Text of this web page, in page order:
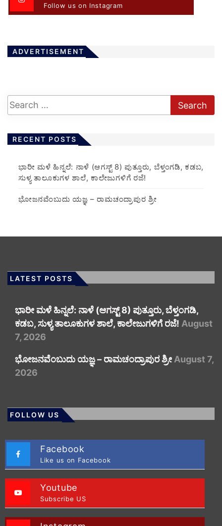
i
Follow us on Instagram
ADVERTISEMENT
RECENT POSTS
​ಭಾರೀ ಮಳೆ ಹಿನ್ನಲೆ: ನಾಳೆ (ಆಗಸ್ಟ್ 8) ಪುತ್ತೂರು, ಬೆಳ್ತಂಗಡಿ, ಕಡಬ,
ಸುಳ್ಯ ತಾಲೂಕುಗಳ ಶಾಲೆ, ಕಾಲೇಜುಗಳಿಗೆ ರಜೆ!
ಭೋಜನವೆಂಬುದು ಯಜ್ಞ – ರಾಮಚಂದ್ರಾಪುರ ಶ್ರೀ
LATEST POSTS
​ಭಾರೀ ಮಳೆ ಹಿನ್ನಲೆ: ನಾಳೆ (ಆಗಸ್ಟ್ 8) ಪುತ್ತೂರು, ಬೆಳ್ತಂಗಡಿ,
ಕಡಬ, ಸುಳ್ಯ ತಾಲೂಕುಗಳ ಶಾಲೆ, ಕಾಲೇಜುಗಳಿಗೆ ರಜೆ! August
7, 2026
ಭೋಜನವೆಂಬುದು ಯಜ್ಞ – ರಾಮಚಂದ್ರಾಪುರ ಶ್ರೀ August 7,
2026
FOLLOW US
Facebook
Like us on Facebook
Youtube
Subscribe US